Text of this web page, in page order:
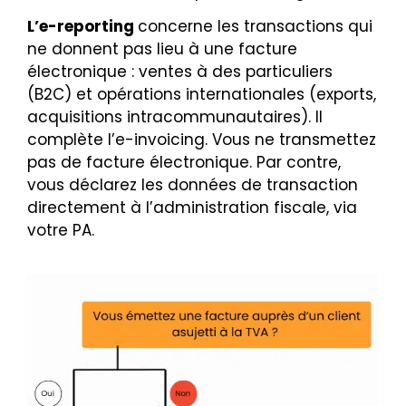
L’e-reporting concerne les transactions qui
ne donnent pas lieu à une facture
électronique : ventes à des particuliers
(B2C) et opérations internationales (exports,
acquisitions intracommunautaires). Il
complète l’e-invoicing. Vous ne transmettez
pas de facture électronique. Par contre,
vous déclarez les données de transaction
directement à l’administration fiscale, via
votre PA.